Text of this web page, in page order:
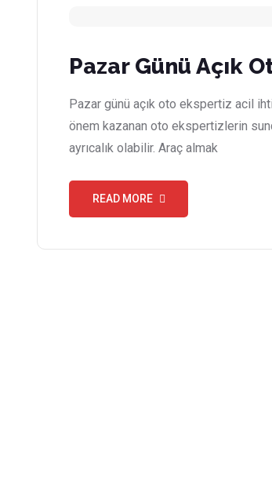
Pazar Günü Açık
Pazar günü açık oto ekspertiz acil
önem kazanan oto ekspertizlerin
ayrıcalık olabilir. Araç almak
READ MORE